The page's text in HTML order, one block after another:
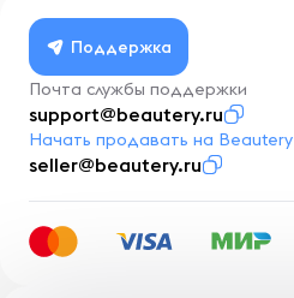
Поддержка
Почта службы поддержки
support@beautery.ru
Начать продавать на Beautery
seller@beautery.ru